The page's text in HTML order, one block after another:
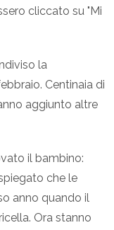
cliccato su "Mi
la
Centinaia di
aggiunto altre
il bambino:
che le
anno quando il
Ora stanno